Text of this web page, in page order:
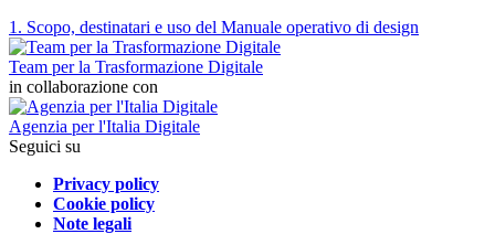
1. Scopo, destinatari e uso del Manuale operativo di design
Team per la Trasformazione Digitale
in collaborazione con
Agenzia per l'Italia Digitale
Seguici su
Privacy policy
Cookie policy
Note legali